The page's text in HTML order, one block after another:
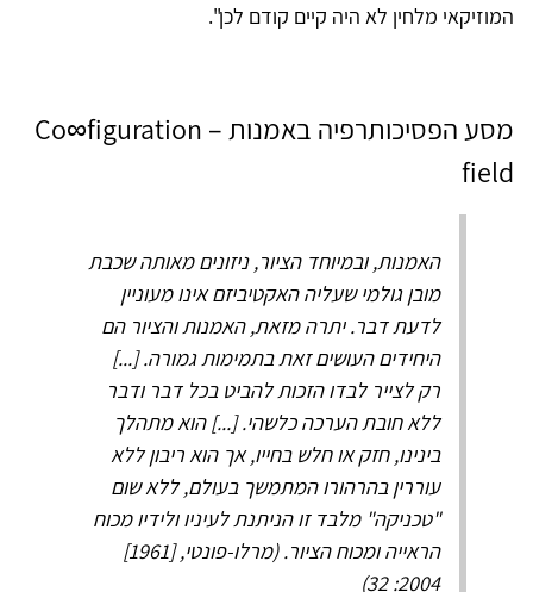
המוזיקאי מלחין לא היה קיים קודם לכן".
מסע הפסיכותרפיה באמנות – Co∞figuration
field
האמנות, ובמיוחד הציור, ניזונים מאותה שכבת
מובן גולמי שעליה האקטיביזם אינו מעוניין
לדעת דבר. יתרה מזאת, האמנות והציור הם
היחידים העושים זאת בתמימות גמורה. [...]
רק לצייר לבדו הזכות להביט בכל דבר ודבר
ללא חובת הערכה כלשהי. [...] הוא מתהלך
בינינו, חזק או חלש בחייו, אך הוא ריבון ללא
עוררין בהרהורו המתמשך בעולם, ללא שום
"טכניקה" מלבד זו הניתנת לעיניו ולידיו מכוח
הראייה ומכוח הציור. (מרלו-פונטי, [1961]
2004: 32)